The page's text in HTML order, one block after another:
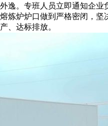
逸。专班人员立即通知企
炼炉炉口做到严格密闭，
、达标排放。